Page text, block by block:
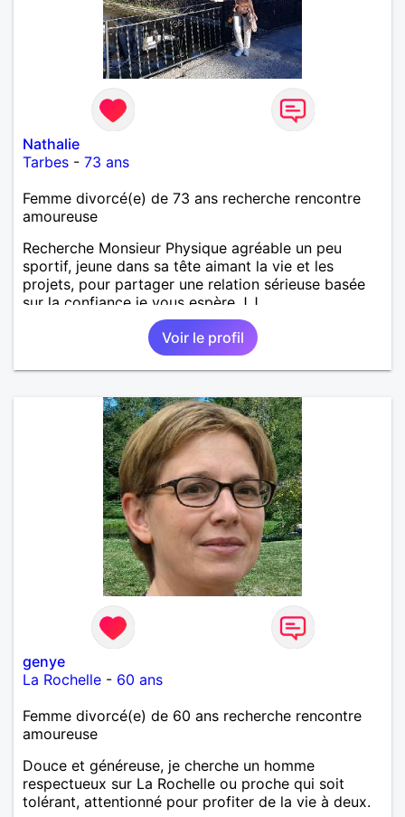
Nathalie
Tarbes - 73 ans
Femme divorcé(e) de 73 ans recherche rencontre
amoureuse
Recherche Monsieur Physique agréable un peu
sportif, jeune dans sa tête aimant la vie et les
projets, pour partager une relation sérieuse basée
sur la confiance je vous espère J.J
Voir le profil
genye
La Rochelle - 60 ans
Femme divorcé(e) de 60 ans recherche rencontre
amoureuse
Douce et généreuse, je cherche un homme
respectueux sur La Rochelle ou proche qui soit
tolérant, attentionné pour profiter de la vie à deux.